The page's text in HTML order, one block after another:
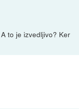
to je izvedljivo? Ker